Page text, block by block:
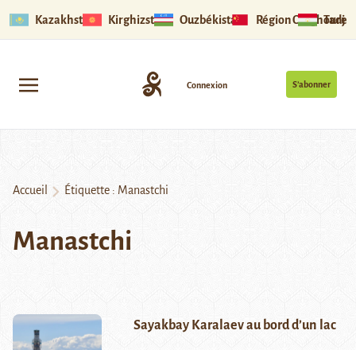
Kazakhstan Kirghizstan Ouzbékistan Région Ouïghoure
S’abonner
Connexion
Accueil Étiquette : Manastchi
Manastchi
Sayakbay Karalaev au bord d’un lac